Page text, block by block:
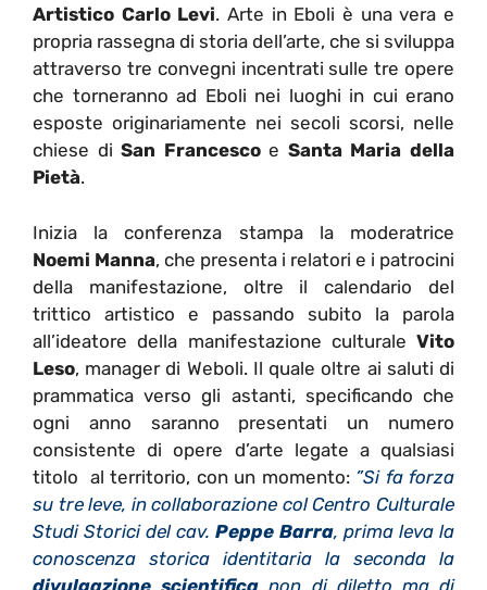
Artistico Carlo Levi. Arte in Eboli è una vera e
propria rassegna di storia dell’arte, che si sviluppa
attraverso tre convegni incentrati sulle tre opere
che torneranno ad Eboli nei luoghi in cui erano
esposte originariamente nei secoli scorsi, nelle
chiese diSan Francescoe Santa Maria della
Pietà.
Inizia la conferenza stampa la moderatrice
Noemi Manna, che presenta i relatori e i patrocini
della manifestazione, oltre il calendario del
trittico artistico e passando subito la parola
all’ideatore della manifestazione culturale Vito
Leso, manager di Weboli. Il quale oltre ai saluti di
prammatica verso gli astanti, specificando che
ogni anno saranno presentati un numero
consistente di opere d’arte legate a qualsiasi
titolo al territorio, con un momento: ”Si fa forza
su tre leve, in collaborazione col Centro Culturale
Studi Storici del cav. Peppe Barra, prima leva la
conoscenza storica identitaria la seconda la
divulgazione scientifica non di diletto ma di